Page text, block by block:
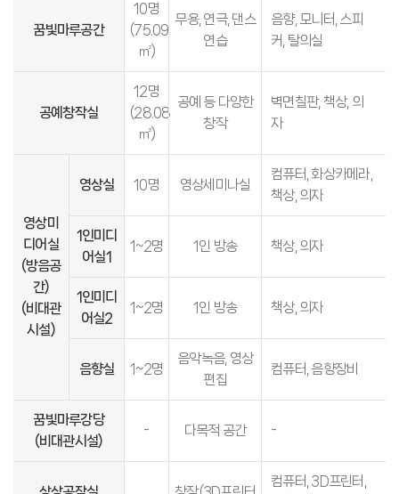
꿈빛마루공간
10명
(75.09
㎡)
무용, 연극, 댄스
연습
음향, 모니터, 스피
커, 탈의실
공예창작실
12명
(28.08
㎡)
공예 등 다양한
창작
벽면칠판, 책상, 의
자
영상미
디어실
(방음공
간)
(비대관
시설)
영상실 10명 영상세미나실
컴퓨터, 화상카메라,
책상, 의자
1인미디
어실1
1~2명 1인 방송 책상, 의자
1인미디
어실2
1~2명 1인 방송 책상, 의자
음향실 1~2명
음악녹음, 영상
편집
컴퓨터, 음향장비
꿈빛마루강당
(비대관시설)
- 다목적 공간 -
컴퓨터, 3D프린터,